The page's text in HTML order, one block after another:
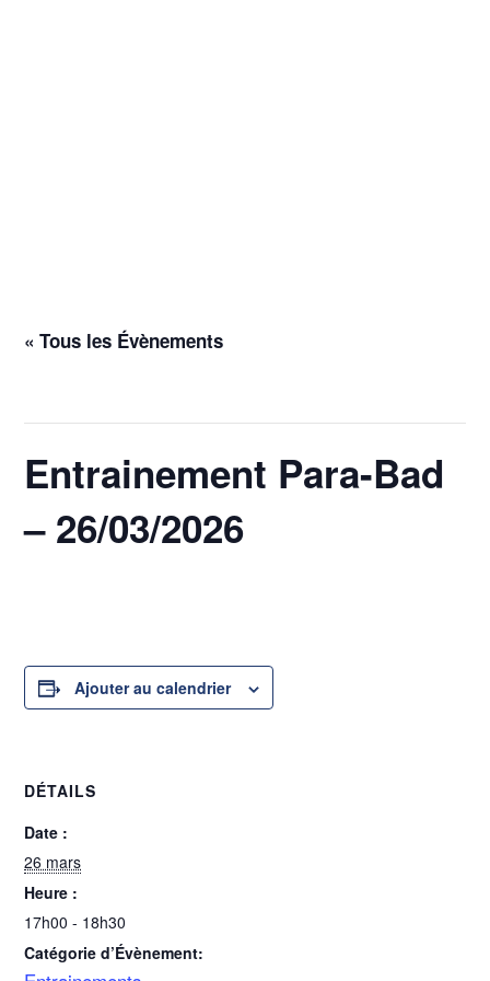
« Tous les Évènements
Entrainement Para-Bad
– 26/03/2026
Ajouter au calendrier
DÉTAILS
Date :
26 mars
Heure :
17h00 - 18h30
Catégorie d’Évènement: